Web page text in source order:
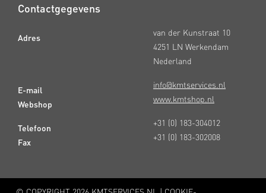
Contactgegevens
Adres
E-mail
Webshop
Telefoon
Fax
van der Kunstraat 10
4251 LN Werkendam
Nederland
info@kmtservices.nl
www.kmtshop.nl
+31 (0) 183-304012
+31 (0) 183-302008